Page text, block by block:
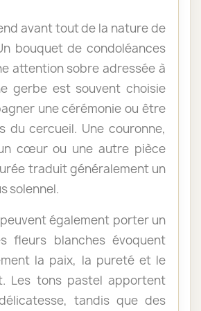
avant tout de la nature de
bouquet de condoléances
attention sobre adressée à
gerbe est souvent choisie
une cérémonie ou être
du cercueil. Une couronne,
cœur ou une autre pièce
traduit généralement un
solennel.
également porter un
fleurs blanches évoquent
la paix, la pureté et le
Les tons pastel apportent
tandis que des